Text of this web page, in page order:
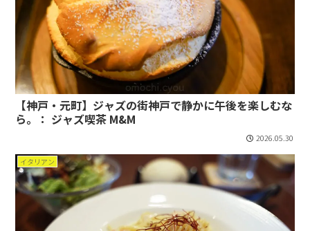
【神戸・元町】ジャズの街神戸で静かに午後を楽しむな
ら。： ジャズ喫茶 M&M
2026.05.30
イタリアン